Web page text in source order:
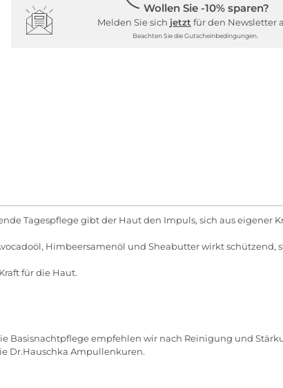
Wollen Sie -10% sparen?
Melden Sie sich jetzt für den Newsletter
Beachten Sie die Gutscheinbedingungen.
Tagespflege gibt der Haut den Impuls, sich aus eigener
Himbeersamenöl und Sheabutter wirkt schützend,
für die Haut.
Basisnachtpflege empfehlen wir nach Reinigung und
Dr.Hauschka Ampullenkuren.